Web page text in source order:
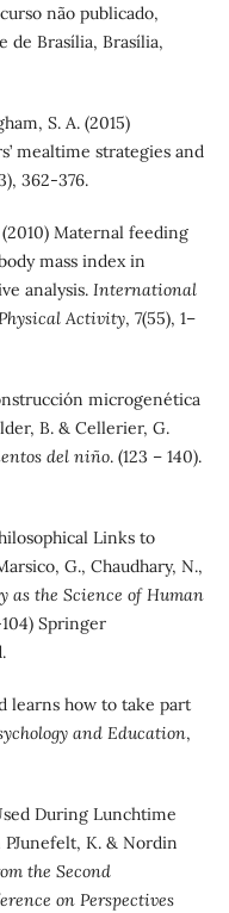
não publicado,
de Brasília, Brasília,
S. A. (2015)
mealtime strategies and
362-376.
Maternal feeding
mass index in
analysis. International
Activity, 7(55), 1–
microgenética
B. & Cellerier, G.
del niño. (123 – 140).
Links to
G., Chaudhary, N.,
as the Science of Human
Springer
learns how to take part
and Education,
During Lunchtime
K. & Nordin
the Second
on Perspectives